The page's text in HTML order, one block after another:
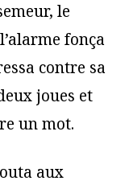
le
fonça
contre sa
joues et
un mot.
aux